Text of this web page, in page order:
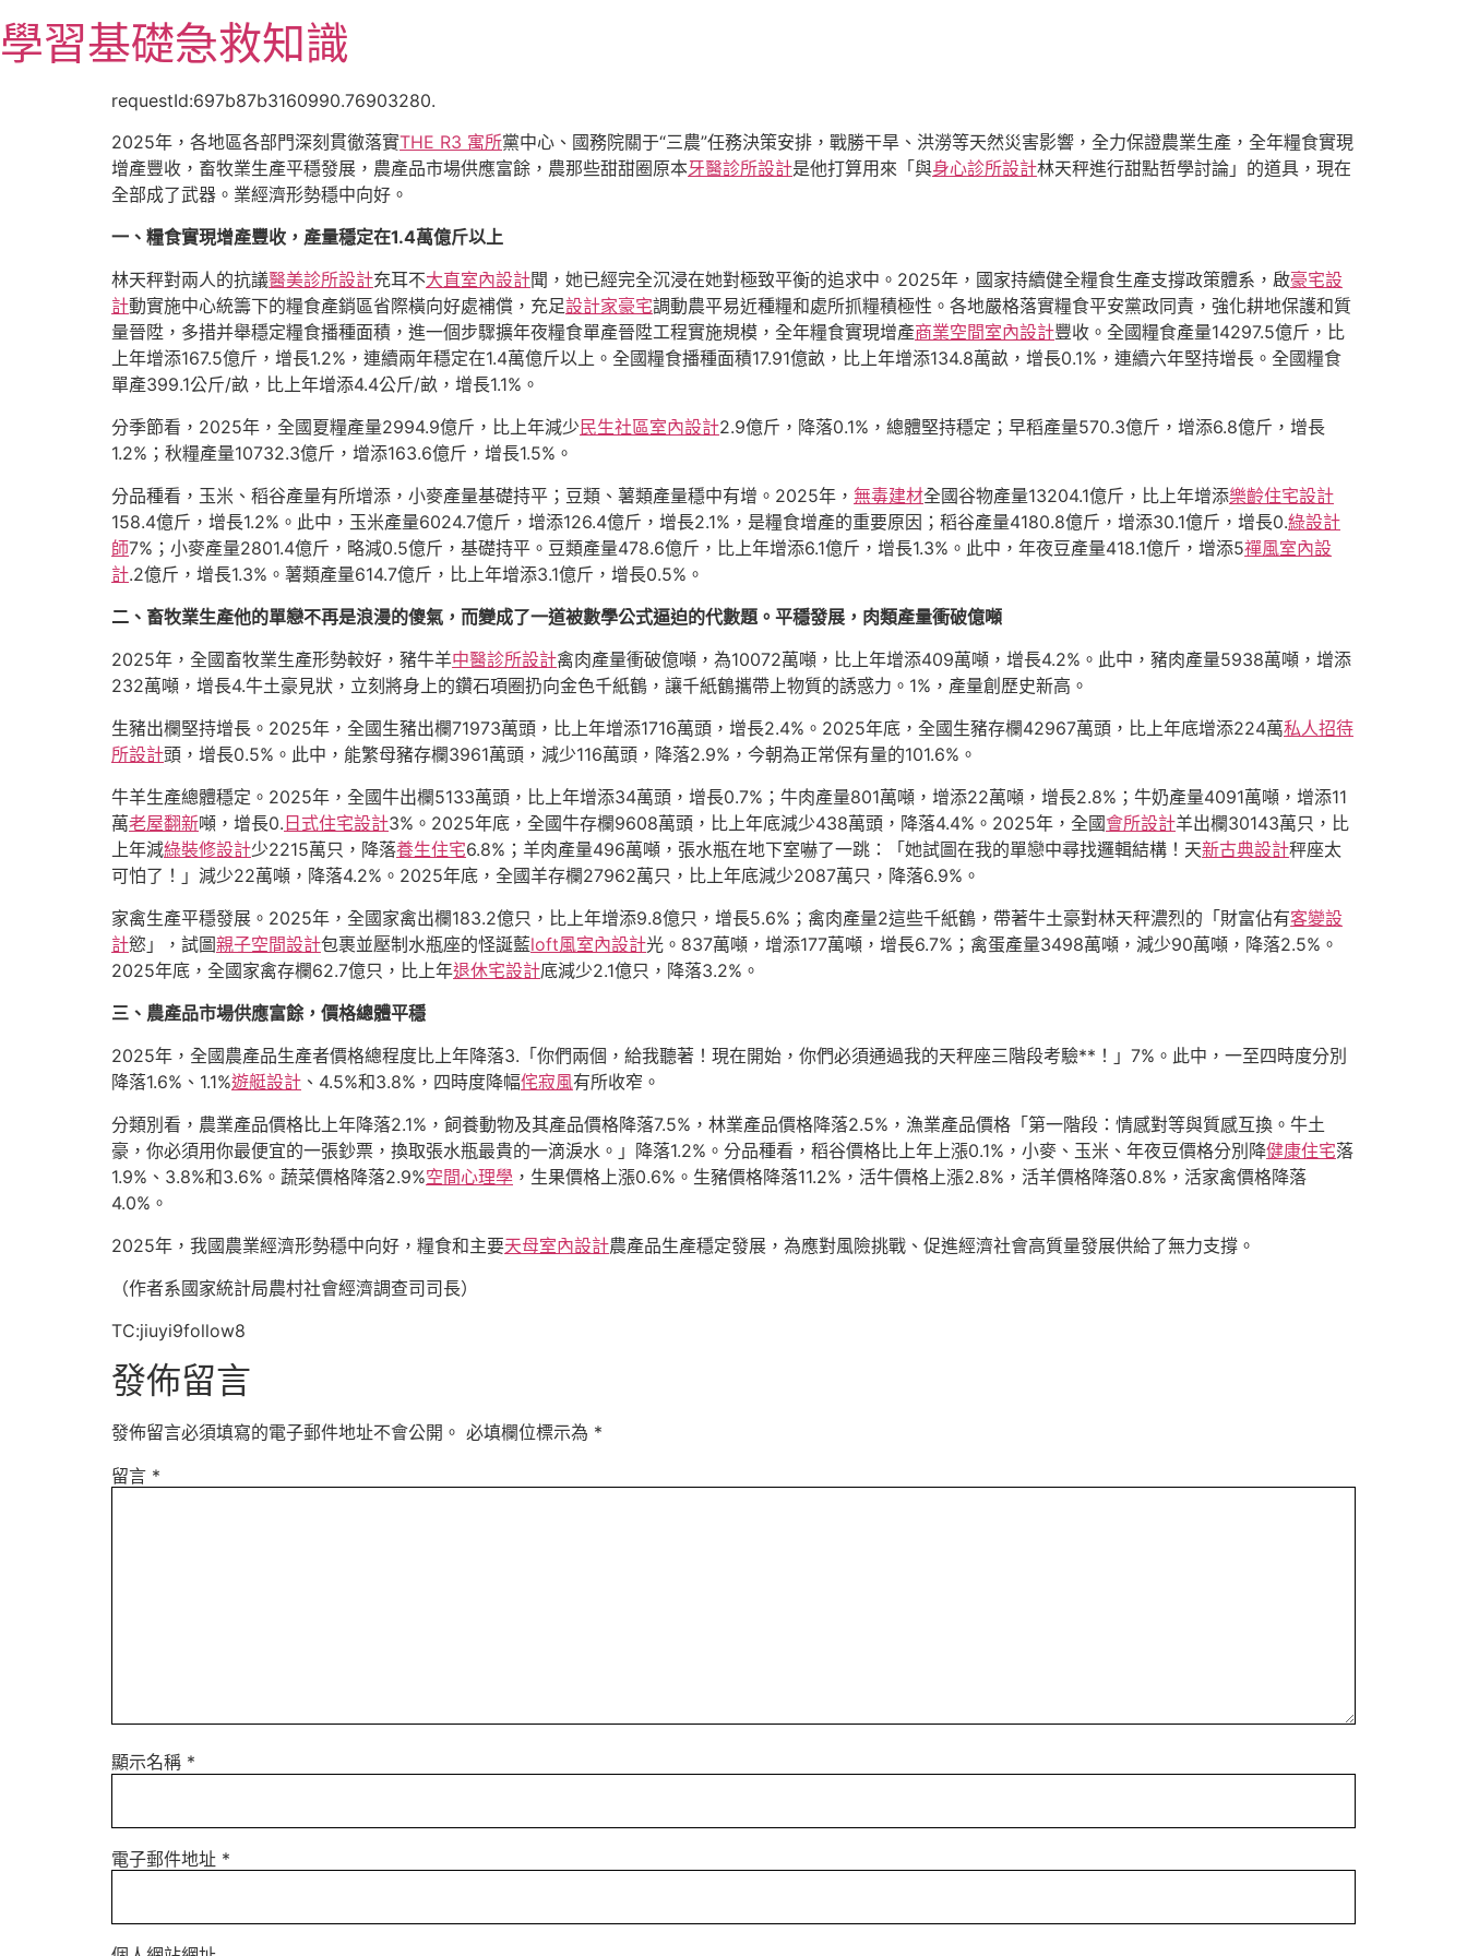
至
主
學習基礎急救知識
requestId:697b87b3160990.76903280.
2025年，各地區各部門深刻貫徹落實THE R3 寓所黨中心、國務院關于“三農”任務決策安排，戰勝干旱、洪澇等天然災害影響，全力保證農業生產，全年糧食實現
增產豐收，畜牧業生產平穩發展，農產品市場供應富餘，農那些甜甜圈原本牙醫診所設計是他打算用來「與身心診所設計林天秤進行甜點哲學討論」的道具，現在
全部成了武器。業經濟形勢穩中向好。
一、糧食實現增產豐收，產量穩定在1.4萬億斤以上
林天秤對兩人的抗議醫美診所設計充耳不大直室內設計聞，她已經完全沉浸在她對極致平衡的追求中。2025年，國家持續健全糧食生產支撐政策體系，啟豪宅設
計動實施中心統籌下的糧食產銷區省際橫向好處補償，充足設計家豪宅調動農平易近種糧和處所抓糧積極性。各地嚴格落實糧食平安黨政同責，強化耕地保護和質
量晉陞，多措并舉穩定糧食播種面積，進一個步驟擴年夜糧食單產晉陞工程實施規模，全年糧食實現增產商業空間室內設計豐收。全國糧食產量14297.5億斤，比
上年增添167.5億斤，增長1.2%，連續兩年穩定在1.4萬億斤以上。全國糧食播種面積17.91億畝，比上年增添134.8萬畝，增長0.1%，連續六年堅持增長。全國糧食
單產399.1公斤/畝，比上年增添4.4公斤/畝，增長1.1%。
分季節看，2025年，全國夏糧產量2994.9億斤，比上年減少 民生社區室內設計2.9億斤，降落0.1%，總體堅持穩定；早稻產量570.3億斤，增添6.8億斤，增長
1.2%；秋糧產量10732.3億斤，增添163.6億斤，增長1.5%。
分品種看，玉米、稻谷產量有所增添，小麥產量基礎持平；豆類、薯類產量穩中有增。2025年， 無毒建材全國谷物產量13204.1億斤，比上年增添樂齡住宅設計
158.4億斤，增長1.2%。此中，玉米產量6024.7億斤，增添126.4億斤，增長2.1%，是糧食增產的重要原因；稻谷產量4180.8億斤，增添30.1億斤，增長0.綠設計
師7%；小麥產量2801.4億斤，略減0.5億斤，基礎持平。豆類產量478.6億斤，比上年增添6.1億斤，增長1.3%。此中，年夜豆產量418.1億斤，增添5禪風室內設
計.2億斤，增長1.3%。薯類產量614.7億斤，比上年增添3.1億斤，增長0.5%。
二、畜牧業生產他的單戀不再是浪漫的傻氣，而變成了一道被數學公式逼迫的代數題。平穩發展，肉類產量衝破億噸
2025年，全國畜牧業生產形勢較好，豬牛羊中醫診所設計禽肉產量衝破億噸，為10072萬噸，比上年增添409萬噸，增長4.2%。此中，豬肉產量5938萬噸，增添
232萬噸，增長4.牛土豪見狀，立刻將身上的鑽石項圈扔向金色千紙鶴，讓千紙鶴攜帶上物質的誘惑力。1%，產量創歷史新高。
生豬出欄堅持增長。2025年，全國生豬出欄71973萬頭，比上年增添1716萬頭，增長2.4%。2025年底，全國生豬存欄42967萬頭，比上年底增添224萬私人招待
所設計頭，增長0.5%。此中，能繁母豬存欄3961萬頭，減少116萬頭，降落2.9%，今朝為正常保有量的101.6%。
牛羊生產總體穩定。2025年，全國牛出欄5133萬頭，比上年增添34萬頭，增長0.7%；牛肉產量801萬噸，增添22萬噸，增長2.8%；牛奶產量4091萬噸，增添11
萬老屋翻新噸，增長0. 日式住宅設計3%。2025年底，全國牛存欄9608萬頭，比上年底減少438萬頭，降落4.4%。2025年，全國會所設計羊出欄30143萬只，比
上年減綠裝修設計少2215萬只，降落養生住宅6.8%；羊肉產量496萬噸，張水瓶在地下室嚇了一跳：「她試圖在我的單戀中尋找邏輯結構！天新古典設計秤座太
可怕了！」減少22萬噸，降落4.2%。2025年底，全國羊存欄27962萬只，比上年底減少2087萬只，降落6.9%。
家禽生產平穩發展。2025年，全國家禽出欄183.2億只，比上年增添9.8億只，增長5.6%；禽肉產量2這些千紙鶴，帶著牛土豪對林天秤濃烈的「財富佔有客變設
計慾」，試圖親子空間設計包裹並壓制水瓶座的怪誕藍loft風室內設計光。837萬噸，增添177萬噸，增長6.7%；禽蛋產量3498萬噸，減少90萬噸，降落2.5%。
2025年底，全國家禽存欄62.7億只，比上年退休宅設計底減少2.1億只，降落3.2%。
三、農產品市場供應富餘，價格總體平穩
2025年，全國農產品生產者價格總程度比上年降落3.「你們兩個，給我聽著！現在開始，你們必須通過我的天秤座三階段考驗**！」7%。此中，一至四時度分別
降落1.6%、1.1%遊艇設計 、4.5%和3.8%，四時度降幅侘寂風有所收窄。
分類別看，農業產品價格比上年降落2.1%，飼養動物及其產品價格降落7.5%，林業產品價格降落2.5%，漁業產品價格「第一階段：情感對等與質感互換。牛土
豪，你必須用你最便宜的一張鈔票，換取張水瓶最貴的一滴淚水。」降落1.2%。分品種看，稻谷價格比上年上漲0.1%，小麥、玉米、年夜豆價格分別降健康住宅落
1.9%、3.8%和3.6%。蔬菜價格降落2.9%空間心理學 ，生果價格上漲0.6%。生豬價格降落11.2%，活牛價格上漲2.8%，活羊價格降落0.8%，活家禽價格降落
4.0%。
2025年，我國農業經濟形勢穩中向好，糧食和主要天母室內設計農產品生產穩定發展，為應對風險挑戰、促進經濟社會高質量發展供給了無力支撐。
（作者系國家統計局農村社會經濟調查司司長）
TC:jiuyi9follow8
發佈留言
發佈留言必須填寫的電子郵件地址不會公開。 必填欄位標示為 *
留言 *
顯示名稱 *
電子郵件地址 *